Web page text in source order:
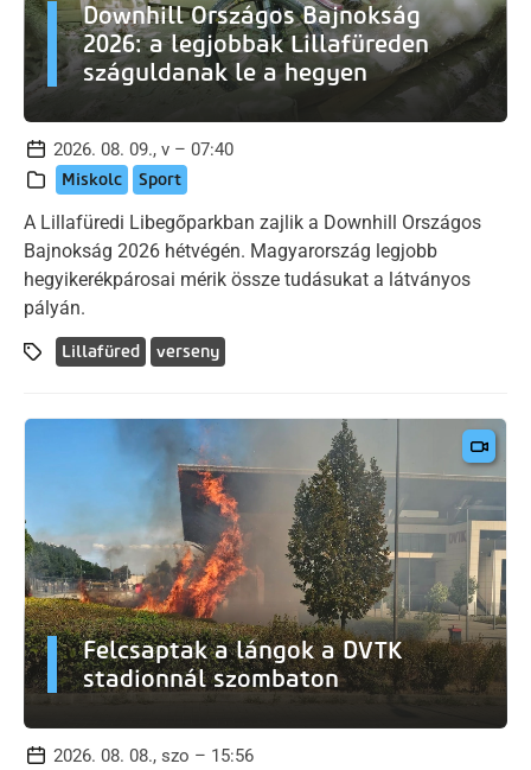
Downhill Országos Bajnokság
2026: a legjobbak Lillafüreden
száguldanak le a hegyen
2026. 08. 09., v – 07:40
Miskolc Sport
A Lillafüredi Libegőparkban zajlik a Downhill Országos
Bajnokság 2026 hétvégén. Magyarország legjobb
hegyikerékpárosai mérik össze tudásukat a látványos
pályán.
Lillafüred verseny
Felcsaptak a lángok a DVTK
stadionnál szombaton
2026. 08. 08., szo – 15:56